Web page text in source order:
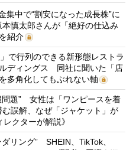
集中で“割安になった成長株”に
慎太郎さんが「絶好の仕込み
紹介
で行列のできる新形態レストラ
ディングス 同社に聞いた「店
多角化してもぶれない軸
問題” 女性は「ワンピースを着
誤解、なぜ「ジャケット」が
クターが解説》
リング” SHEIN、TikTok、